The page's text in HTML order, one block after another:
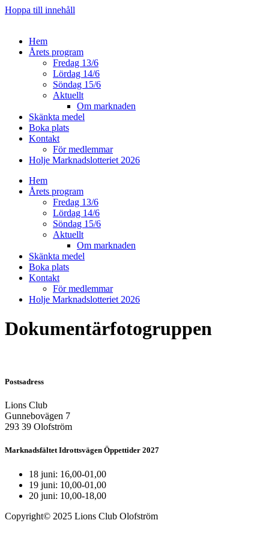
Hoppa till innehåll
Hem
Årets program
Fredag 13/6
Lördag 14/6
Söndag 15/6
Aktuellt
Om marknaden
Skänkta medel
Boka plats
Kontakt
För medlemmar
Holje Marknadslotteriet 2026
Hem
Årets program
Fredag 13/6
Lördag 14/6
Söndag 15/6
Aktuellt
Om marknaden
Skänkta medel
Boka plats
Kontakt
För medlemmar
Holje Marknadslotteriet 2026
Dokumentärfotogruppen
Postsadress
Lions Club
Gunnebovägen 7
293 39 Olofström
Marknadsfältet Idrottsvägen Öppettider 2027
18 juni: 16,00-01,00
19 juni: 10,00-01,00
20 juni: 10,00-18,00
Copyright© 2025 Lions Club Olofström